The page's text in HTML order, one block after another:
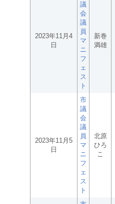
2023年11月4
日
議
会
議
員
マ
ニ
フ
ェ
ス
ト
新巻
満雄
2023年11月5
日
市
議
会
議
員
マ
ニ
フ
ェ
ス
ト
北原
ひろ
こ